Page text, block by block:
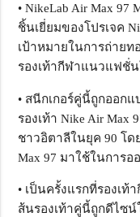
• NikeLab Air Max 97
ชิ้นเยี่ยมของโปรเจค
เป้าหมายในการถ่าย
รองเท้ากีฬาแนวแฟชั่
• สนีกเกอร์คู่นี้ถูกออก
รองเท้า Nike Air
ชาวอิตาลีในยุค 90 โด
Max 97 มาใช้ในการอ
• เป็นครั้งแรกที่รองเ
ส้นรองเท้าคู่นี้ถูกดีไซ